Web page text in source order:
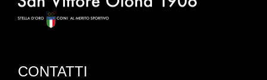
CONTATTI